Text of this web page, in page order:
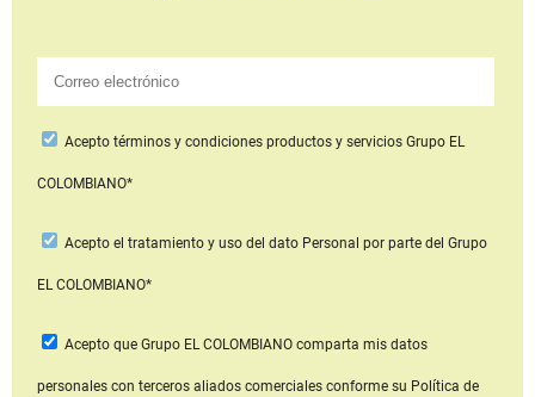
Aceptotérminos y condiciones productos y serviciosGrupo EL
COLOMBIANO*
Acepto el tratamiento y uso del dato Personal por parte del Grupo
EL COLOMBIANO*
Acepto que Grupo EL COLOMBIANOcomparta mis datos
personales con terceros aliados comerciales conforme su Política de